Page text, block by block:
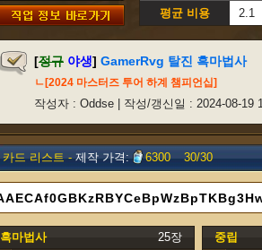
평균 비용
2.1
[정규 야생] GamerRvg 탈진 흑마법사
ㄴ[2024 마스터즈 투어 하계 챔피언십]
작성자 : Oddse | 작성/갱신일 : 2024-08-19
카드 리스트 -제작 가격: 6300 30/30
흑마법사
25장
중립